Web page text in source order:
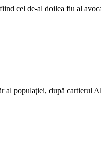
cel de-al doilea fiu al
populaţiei, după cartierul